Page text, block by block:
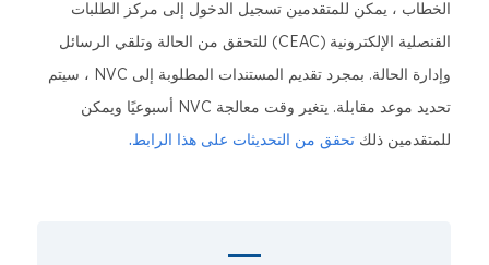
الخطاب ، يمكن للمتقدمين تسجيل الدخول إلى مركز الطلبات
القنصلية الإلكترونية (CEAC) للتحقق من الحالة وتلقي الرسائل
وإدارة الحالة. بمجرد تقديم المستندات المطلوبة إلى NVC ، سيتم
تحديد موعد مقابلة. يتغير وقت معالجة NVC أسبوعيًا ويمكن
للمتقدمين ذلك تحقق من التحديثات على هذا الرابط.